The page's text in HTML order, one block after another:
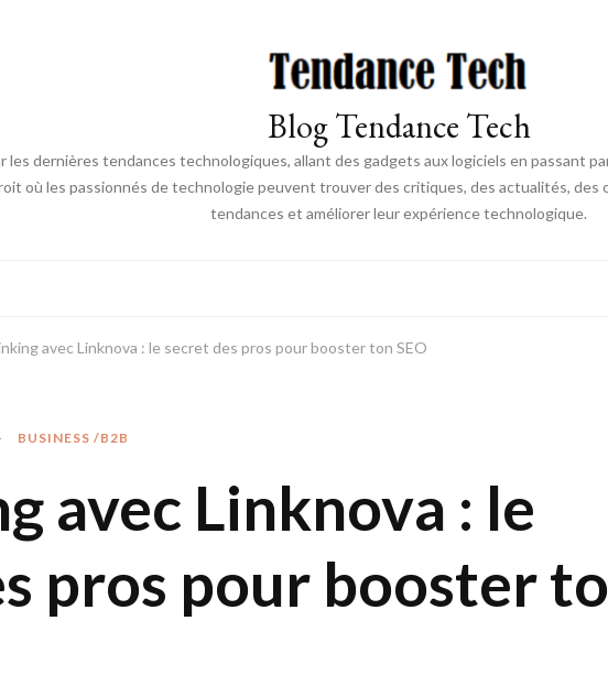
Blog Tendance Tech
les dernières tendances technologiques, allant des gadgets aux logiciels en passant
où les passionnés de technologie peuvent trouver des critiques, des actualités, des
tendances et améliorer leur expérience technologique.
avec Linknova : le secret des pros pour booster ton SEO
BUSINESS /B2B
avec Linknova : le
pros pour booster